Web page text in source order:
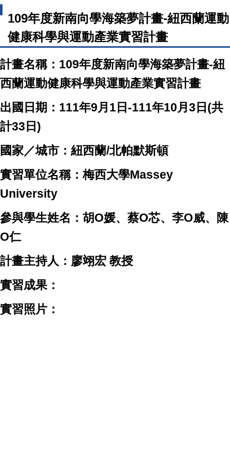
109年度新南向學海築夢計畫-紐西蘭運動
健康科學與運動產業實習計畫
計畫名稱：109年度新南向學海築夢計畫-紐
西蘭運動健康科學與運動產業實習計畫
出國日期：111年9月1日-111年10月3日(共
計33日)
國家／城市：紐西蘭/北帕默斯頓
實習單位名稱：梅西大學Massey
University
參與學生姓名：胡O媛、蔡O芯、李O威、陳
O仁
計畫主持人：廖翊宏 教授
實習成果：
實習照片：